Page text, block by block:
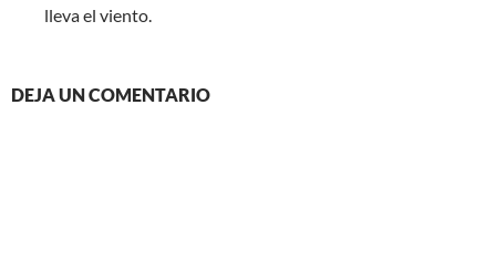
lleva el viento.
DEJA UN COMENTARIO